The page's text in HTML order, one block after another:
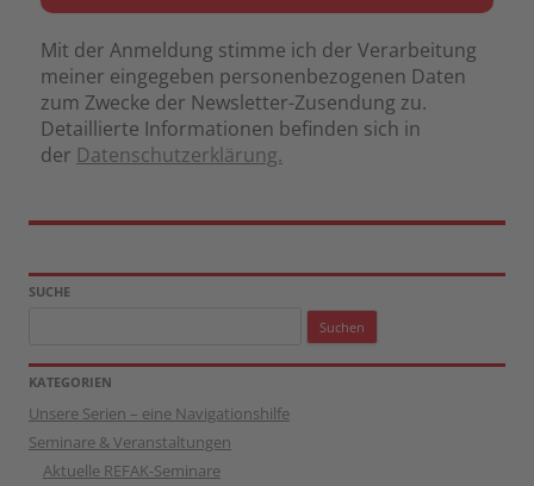
Mit der Anmeldung stimme ich der Verarbeitung
meiner eingegeben personenbezogenen Daten
zum Zwecke der Newsletter-Zusendung zu.
Detaillierte Informationen befinden sich in
der Datenschutzerklärung.
SUCHE
KATEGORIEN
Unsere Serien – eine Navigationshilfe
Seminare & Veranstaltungen
Aktuelle REFAK-Seminare